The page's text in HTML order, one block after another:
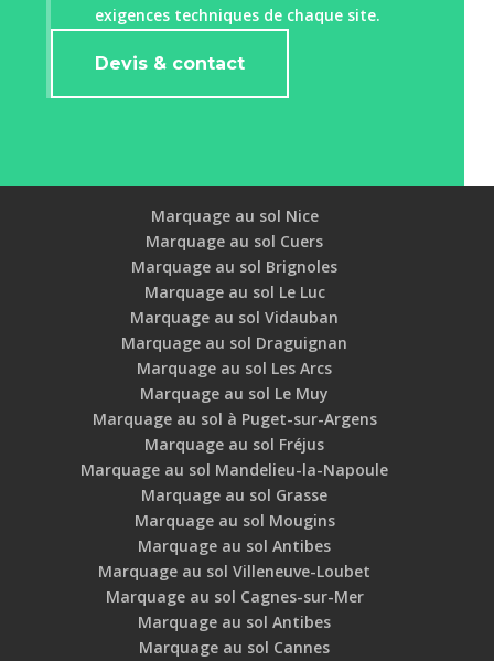
exigences techniques de chaque site.
Devis & contact
Marquage au sol Nice
Marquage au sol Cuers
Marquage au sol Brignoles
Marquage au sol Le Luc
Marquage au sol Vidauban
Marquage au sol Draguignan
Marquage au sol Les Arcs
Marquage au sol Le Muy
Marquage au sol à Puget-sur-Argens
Marquage au sol Fréjus
Marquage au sol Mandelieu-la-Napoule
Marquage au sol Grasse
Marquage au sol Mougins
Marquage au sol Antibes
Marquage au sol Villeneuve-Loubet
Marquage au sol Cagnes-sur-Mer
Marquage au sol Antibes
Marquage au sol Cannes